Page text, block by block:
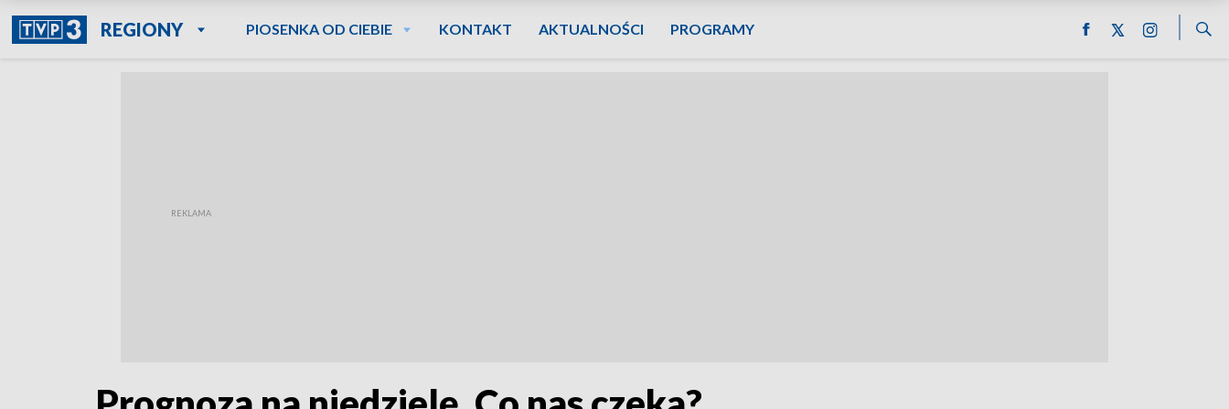
REGIONY PIOSENKA OD CIEBIE KONTAKT AKTUALNOŚCI PROGRAMY